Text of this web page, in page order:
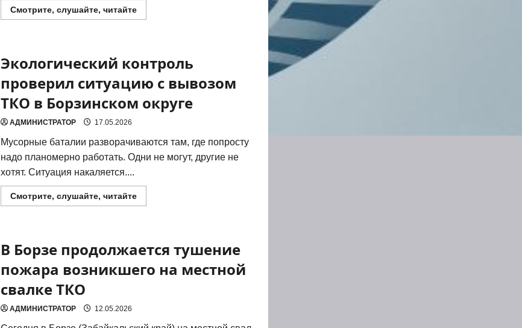
Смотрите, слушайте, читайтеПрочитать
больше
Забайкальского
кинофестиваля
Борзе
концерт
артистов
Экологический контроль
проверил ситуацию с вывозом
ТКО в Борзинском округе
АДМИНИСТРАТОР 17.05.2026
Мусор­ные бата­лии раз­во­ра­чи­ва­ют­ся там, где попро­сту
надо пла­но­мер­но рабо­тать. Одни не могут, дру­гие не
хотят. Ситу­а­ция нака­ля­ет­ся....
Смотрите, слушайте, читайтеПрочитать
больше
ситуацию
с
ТКО
В Борзе продолжается тушение
пожара возникшего на местной
свалке ТКО
АДМИНИСТРАТОР 12.05.2026